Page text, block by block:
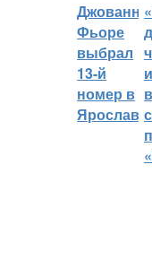
Джованни
Фьоре
выбрал
13-й
номер в в